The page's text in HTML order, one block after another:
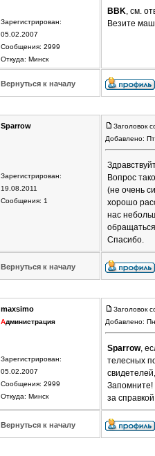
Зарегистрирован:
05.02.2007
Сообщения: 2999
Откуда: Минск
BBK, см.
Везите
Вернуться к началу
Sparrow
Зарегистрирован:
19.08.2011
Сообщения: 1
Заголовок
Добавлено:
Вопрос
(не очень
хорошо
нас
Спасибо.
Вернуться к началу
maxsimo
Администрация
Зарегистрирован:
05.02.2007
Сообщения: 2999
Откуда: Минск
Заголовок
Добавлено:
Sparrow,
телесных
Запомните!
за
Вернуться к началу